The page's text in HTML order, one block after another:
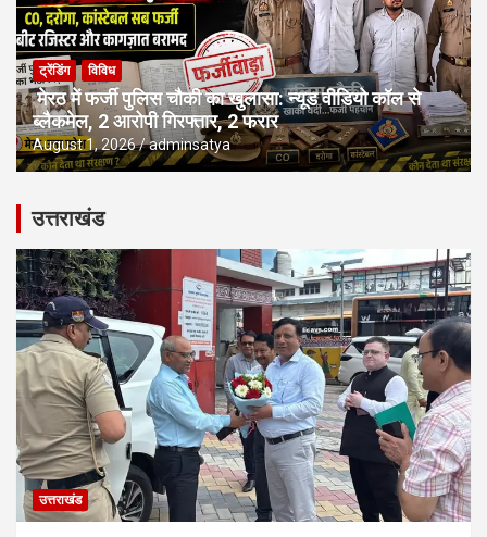
ट्रेंडिंग विविध
मेरठ में फर्जी पुलिस चौकी का खुलासा: न्यूड वीडियो कॉल से
ब्लैकमेल, 2 आरोपी गिरफ्तार, 2 फरार
August 1, 2026 adminsatya
उत्तराखंड
उत्तराखंड